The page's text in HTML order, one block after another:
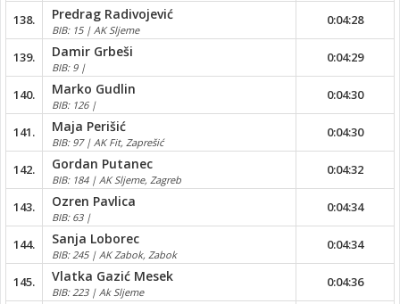
138. Predrag Radivojević
BIB: 15 | AK Sljeme
0:04:28
139. Damir Grbeši
BIB: 9 |
0:04:29
140. Marko Gudlin
BIB: 126 |
0:04:30
141. Maja Perišić
BIB: 97 | AK Fit, Zaprešić
0:04:30
142. Gordan Putanec
BIB: 184 | AK Sljeme, Zagreb
0:04:32
143. Ozren Pavlica
BIB: 63 |
0:04:34
144. Sanja Loborec
BIB: 245 | AK Zabok, Zabok
0:04:34
145. Vlatka Gazić Mesek
BIB: 223 | Ak Sljeme
0:04:36